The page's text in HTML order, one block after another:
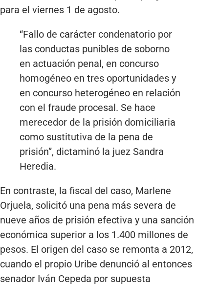
para el viernes 1 de agosto.
“Fallo de carácter condenatorio por
las conductas punibles de soborno
en actuación penal, en concurso
homogéneo en tres oportunidades y
en concurso heterogéneo en relación
con el fraude procesal. Se hace
merecedor de la prisión domiciliaria
como sustitutiva de la pena de
prisión”, dictaminó la juez Sandra
Heredia.
En contraste, la fiscal del caso, Marlene
Orjuela, solicitó una pena más severa de
nueve años de prisión efectiva y una sanción
económica superior a los 1.400 millones de
pesos. El origen del caso se remonta a 2012,
cuando el propio Uribe denunció al entonces
senador Iván Cepeda por supuesta